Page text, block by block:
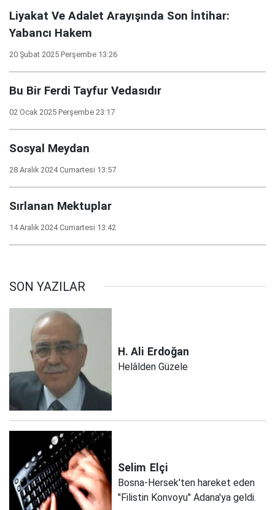
Liyakat Ve Adalet Arayışında Son İntihar:
Yabancı Hakem
20 Şubat 2025 Perşembe 13:26
Bu Bir Ferdi Tayfur Vedasıdır
02 Ocak 2025 Perşembe 23:17
Sosyal Meydan
28 Aralık 2024 Cumartesi 13:57
Sırlanan Mektuplar
14 Aralık 2024 Cumartesi 13:42
SON YAZILAR
H. Ali Erdoğan
Helâlden Güzele
Selim Elçi
Bosna-Hersek'ten hareket eden
"Filistin Konvoyu" Adana'ya geldi.